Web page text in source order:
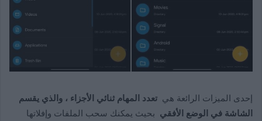
إحدى الميزات الرائعة هي تعدد المهام ثنائي الأجزاء ، والذي يقسم
الشاشة في الوضع الأفقي بحيث يمكنك سحب الملفات وإفلاتها